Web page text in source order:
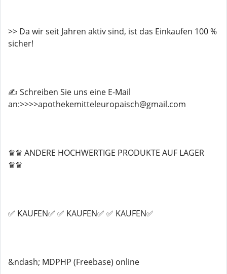
>> Da wir seit Jahren aktiv sind, ist das Einkaufen 100 %
sicher!
✍️ Schreiben Sie uns eine E-Mail
an:>>>>apothekemitteleuropaisch@gmail.com
♛♛ ANDERE HOCHWERTIGE PRODUKTE AUF LAGER
♛♛
✅ KAUFEN✅ ✅ KAUFEN✅ ✅ KAUFEN✅
&ndash; MDPHP (Freebase) online